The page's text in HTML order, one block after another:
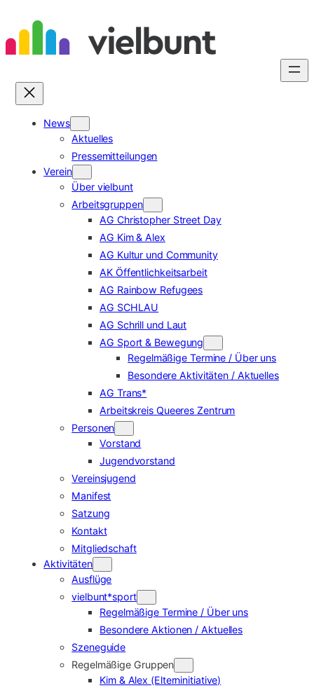
Inhalt
springen
News
Aktuelles
Pressemitteilungen
Verein
Über vielbunt
Arbeitsgruppen
AG Christopher Street Day
AG Kim & Alex
AG Kultur und Community
AK Öffentlichkeitsarbeit
AG Rainbow Refugees
AG SCHLAU
AG Schrill und Laut
AG Sport & Bewegung
Regelmäßige Termine / Über uns
Besondere Aktivitäten / Aktuelles
AG Trans*
Arbeitskreis Queeres Zentrum
Personen
Vorstand
Jugendvorstand
Vereinsjugend
Manifest
Satzung
Kontakt
Mitgliedschaft
Aktivitäten
Ausflüge
vielbunt*sport
Regelmäßige Termine / Über uns
Besondere Aktionen / Aktuelles
Szeneguide
Regelmäßige Gruppen
Kim & Alex (Elterninitiative)